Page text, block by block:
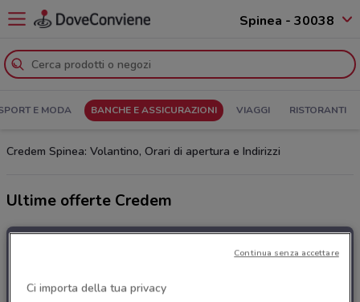
Spinea - 30038
E MODA BANCHE E ASSICURAZIONI VIAGGI RISTORANTI
Credem Spinea: Volantino, Orari di apertura e Indirizzi
Ultime offerte Credem
Ci importa della tua privacy
Continua senza accettare